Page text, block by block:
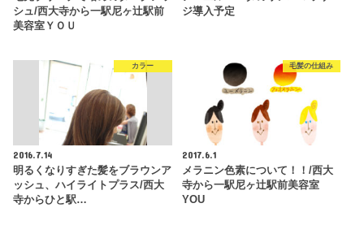
シュ/西大寺から一駅尼ヶ辻駅前
美容室ＹＯＵ
ジ導入予定
カラー
2016.7.14
明るくなりすぎた髪をブラウンア
ッシュ、ハイライトプラス/西大
寺からひと駅…
毛髪の仕組み
2017.6.1
メラニン色素について！！/西大
寺から一駅尼ヶ辻駅前美容室
YOU